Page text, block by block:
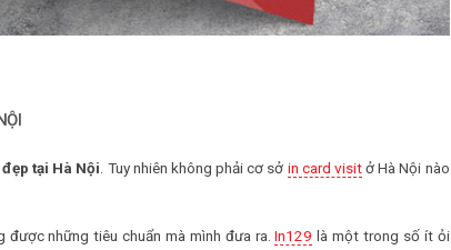
tại Hà Nội . Tuy nhiên không phải cơ sở in card visitở Hà Nội nào
được những tiêu chuẩn mà mình đưa ra.In129 là một trong số ít ỏi